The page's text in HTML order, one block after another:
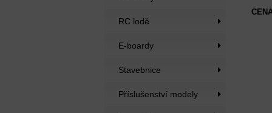
RC lodě
E-boardy
Stavebnice
Příslušenství modely